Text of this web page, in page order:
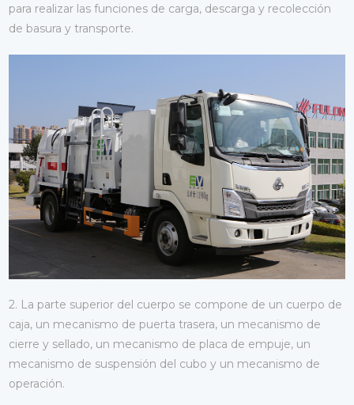
para realizar las funciones de carga, descarga y recolección
de basura y transporte.
2. La parte superior del cuerpo se compone de un cuerpo de
caja, un mecanismo de puerta trasera, un mecanismo de
cierre y sellado, un mecanismo de placa de empuje, un
mecanismo de suspensión del cubo y un mecanismo de
operación.